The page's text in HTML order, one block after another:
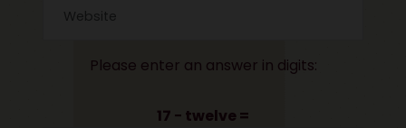
Please enter an answer in digits:
17 − twelve =